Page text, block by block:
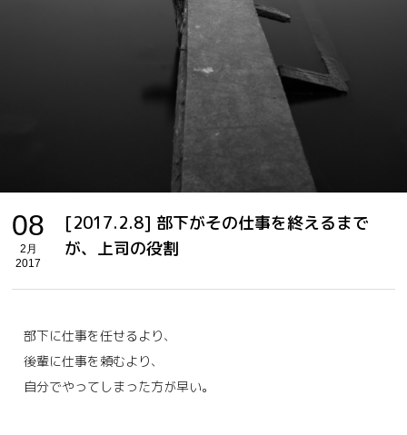
08
2月
2017
[2017.2.8] 部下がその仕事を終えるまで
が、上司の役割
部下に仕事を任せるより、
後輩に仕事を頼むより、
自分でやってしまった方が早い。